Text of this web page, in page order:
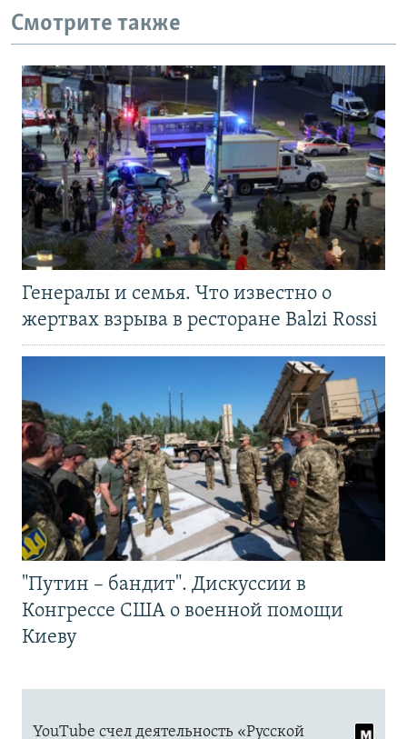
Смотрите также
Генералы и семья. Что известно о
жертвах взрыва в ресторане Balzi Rossi
"Путин – бандит". Дискуссии в
Конгрессе США о военной помощи
Киеву